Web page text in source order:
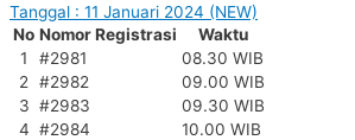
Tanggal : 11 Januari 2024 (NEW)
No Nomor Registrasi
Waktu
1
#2981
08.30 WIB
2
#2982
09.00 WIB
3 #2983
09.30 WIB
4 #2984
10.00 WIB